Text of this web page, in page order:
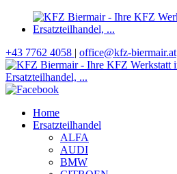
+43 7762 4058 | office@kfz-biermair.at
Home
Ersatzteilhandel
ALFA
AUDI
BMW